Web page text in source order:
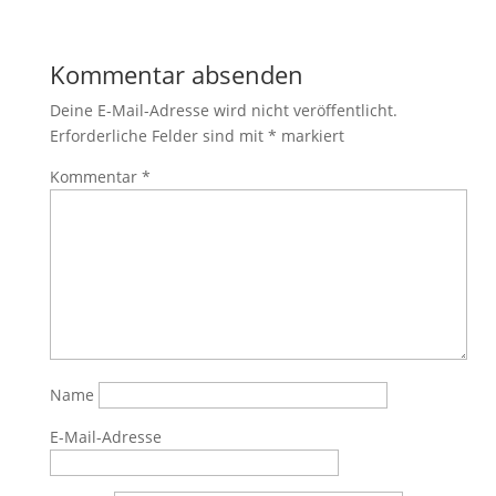
Kommentar absenden
Deine E-Mail-Adresse wird nicht veröffentlicht.
Erforderliche Felder sind mit * markiert
Kommentar *
Name
E-Mail-Adresse